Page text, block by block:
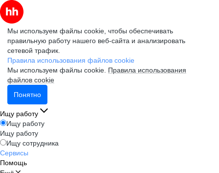
Мы используем файлы cookie, чтобы обеспечивать
правильную работу нашего веб-сайта и анализировать
сетевой трафик.
Правила использования файлов cookie
Мы используем файлы cookie. Правила использования
файлов cookie
Понятно
Ищу работу
Ищу работу
Ищу работу
Ищу сотрудника
Сервисы
Помощь